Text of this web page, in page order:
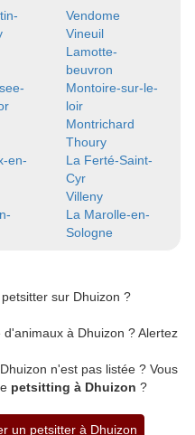
Vendome
Vineuil
Lamotte-
beuvron
Montoire-sur-le-
loir
Montrichard
Thoury
en-
La Ferté-Saint-
Cyr
Villeny
La Marolle-en-
Sologne
sur Dhuizon ?
à Dhuizon ? Alertez
n'est pas listée ? Vous
petsitting à Dhuizon ?
un petsitter à Dhuizon